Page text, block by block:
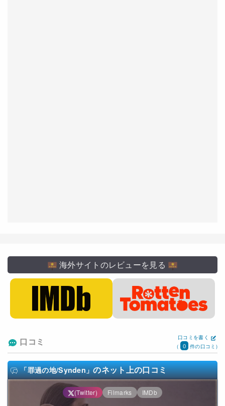
海外サイトのレビューを見る
口コミ
口コミを書く
(
0 件の口コミ)
「罪過の地/Synden」のネット上の口コミ
(Twitter) Filmarks IMDb